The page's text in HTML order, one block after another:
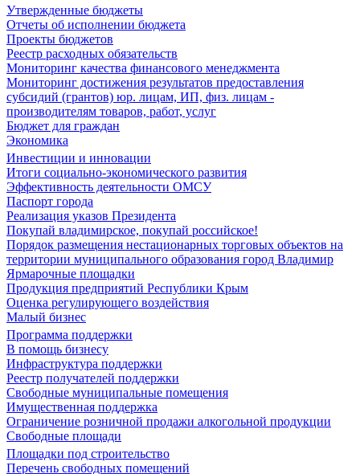
Утвержденные бюджеты
Отчеты об исполнении бюджета
Проекты бюджетов
Реестр расходных обязательств
Мониторинг качества финансового менеджмента
Мониторинг достижения результатов предоставления
субсидий (грантов) юр. лицам, ИП, физ. лицам -
производителям товаров, работ, услуг
Бюджет для граждан
Экономика
Инвестиции и инновации
Итоги социально-экономического развития
Эффективность деятельности ОМСУ
Паспорт города
Реализация указов Президента
Покупай владимирское, покупай российское!
Порядок размещения нестационарных торговых объектов на
территории муниципального образования город Владимир
Ярмарочные площадки
Продукция предприятий Республики Крым
Оценка регулирующего воздействия
Малый бизнес
Программа поддержки
В помощь бизнесу
Инфраструктура поддержки
Реестр получателей поддержки
Свободные муниципальные помещения
Имущественная поддержка
Ограничение розничной продажи алкогольной продукции
Свободные площади
Площадки под строительство
Перечень свободных помещений